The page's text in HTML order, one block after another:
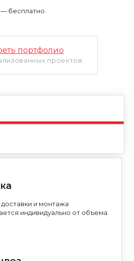
бесплатно.
портфолио
проектов
и монтажа
индивидуально от объема